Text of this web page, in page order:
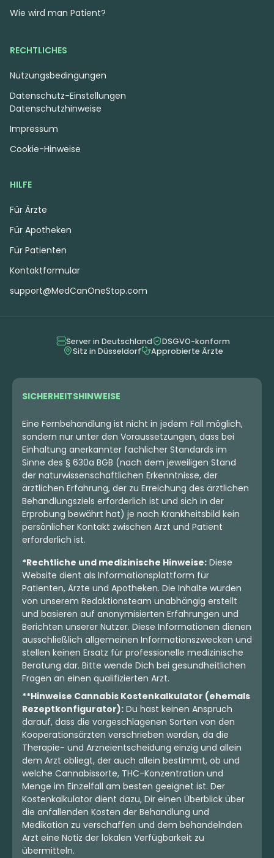
White Wedding Cake RBX
8.49 €
Hybrid Blüten
Alphaflos BC 28/1 SW
THC:
Wie wird man Patient?
HILFE
Für Ärzte
Für Apotheken
Für Patienten
Kontaktformular
support@MedCanOneStop.com
RECHTLICHES
Nutzungsbedingungen
Datenschutzhinweise
Impressum
Cookie-Hinweise
Datenschutz-Einstellungen
Server in Deutschland
DSGVO-konform
Sitz in Düsseldorf
Approbierte Ärzte
SICHERHEITSHINWEISE
Eine Fernbehandlung ist nicht in jedem Fall möglich,
sondern nur unter den Voraussetzungen, dass bei
Einhaltung anerkannter fachlicher Standards im
Sinne des § 630a BGB (nach dem jeweiligen Stand
der naturwissenschaftlichen Erkenntnisse, der
ärztlichen Erfahrung, der zu Erreichung des ärztlichen
Behandlungsziels erforderlich ist und sich in der
Erprobung bewährt hat) je nach Krankheitsbild kein
persönlicher Kontakt zwischen Arzt und Patient
erforderlich ist.
*Rechtliche und medizinische Hinweise: Diese
Website dient als Informationsplattform für
Patienten, Ärzte und Apotheken. Die Inhalte wurden
von unserem Redaktionsteam unabhängig erstellt
und basieren auf anonymisierten Erfahrungen und
Berichten unserer Nutzer. Diese Informationen dienen
ausschließlich allgemeinen Informationszwecken und
stellen keinen Ersatz für professionelle medizinische
Beratung dar. Bitte wende Dich bei gesundheitlichen
Fragen an einen qualifizierten Arzt.
**Hinweise Cannabis Kostenkalkulator (ehemals
Rezeptkonfigurator): Du hast keinen Anspruch
darauf, dass die vorgeschlagenen Sorten von den
Kooperationsärzten verschrieben werden, da die
Therapie- und Arzneientscheidung einzig und allein
dem Arzt obliegt, der auch allein bestimmt, ob und
welche Cannabissorte, THC-Konzentration und
Menge im Einzelfall am besten geeignet ist. Der
Kostenkalkulator dient dazu, Dir einen Überblick über
die anfallenden Kosten der Behandlung und
Medikation zu verschaffen und dem behandelnden
Arzt eine Notiz der lokalen Verfügbarkeit zu
übermitteln.